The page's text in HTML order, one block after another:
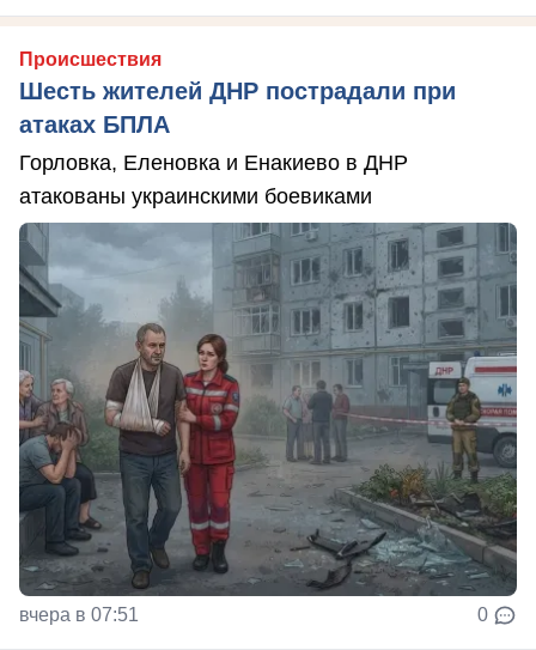
Происшествия
Шесть жителей ДНР пострадали при
атаках БПЛА
Горловка, Еленовка и Енакиево в ДНР
атакованы украинскими боевиками
вчера в 07:51 0